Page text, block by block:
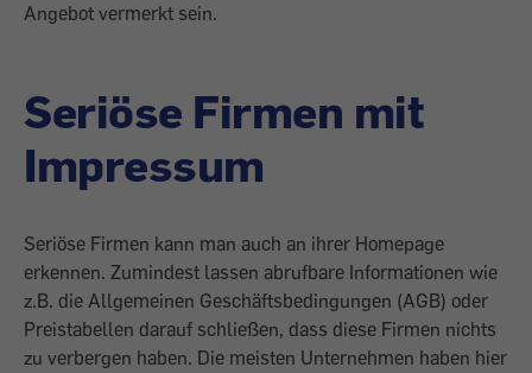
Angebot vermerkt sein.
Seriöse Firmen mit
Impressum
Seriöse Firmen kann man auch an ihrer Homepage
erkennen. Zumindest lassen abrufbare Informationen wie
z.B. die Allgemeinen Geschäftsbedingungen (AGB) oder
Preistabellen darauf schließen, dass diese Firmen nichts
zu verbergen haben. Die meisten Unternehmen haben hier